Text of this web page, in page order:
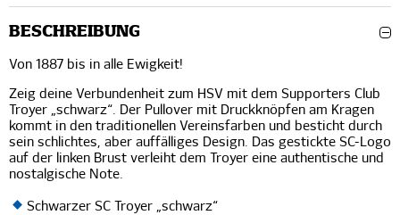
BESCHREIBUNG
Von 1887 bis in alle Ewigkeit!
Zeig deine Verbundenheit zum HSV mit dem Supporters Club
Troyer „schwarz“. Der Pullover mit Druckknöpfen am Kragen
kommt in den traditionellen Vereinsfarben und besticht durch
sein schlichtes, aber auffälliges Design. Das gestickte SC-Logo
auf der linken Brust verleiht dem Troyer eine authentische und
nostalgische Note.
Schwarzer SC Troyer „schwarz“